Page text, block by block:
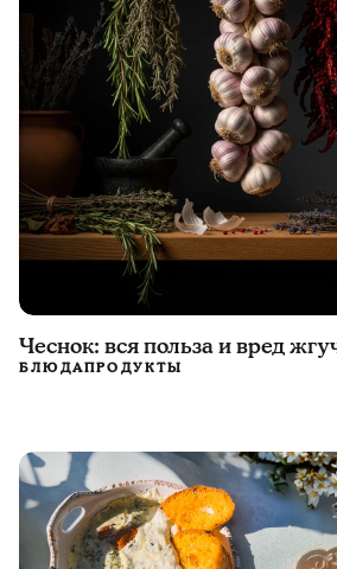
Чеснок: вся польза и вред
БЛЮДАПРОДУКТЫ